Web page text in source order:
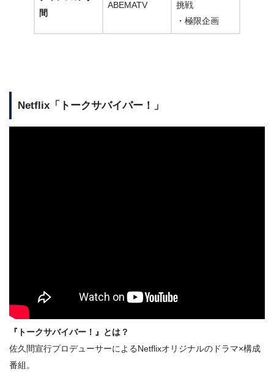
間
ABEMATV
挑戦
・極限企画
Netflix「トークサバイバー！」
『トークサバイバー！』とは？
佐久間宣行プロデューサーによるNetflixオリジナルのドラマ×構成
番組。